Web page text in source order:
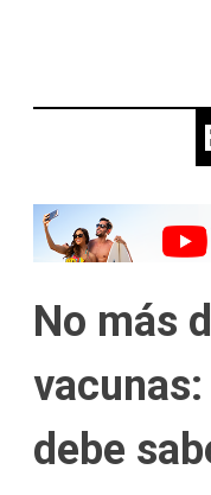
No más
debe